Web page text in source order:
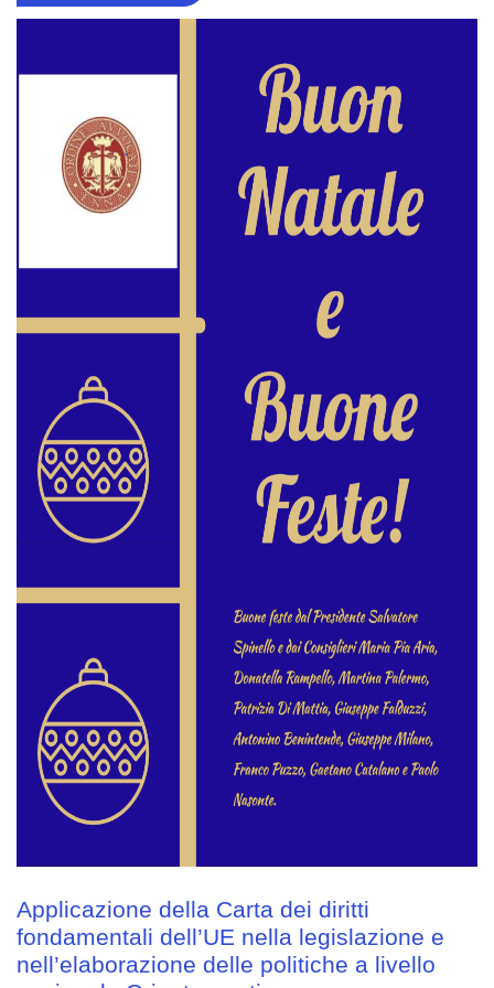
BUONE
Applicazione della Carta dei diritti
fondamentali dell’UE nella legislazione e
nell’elaborazione delle politiche a livello